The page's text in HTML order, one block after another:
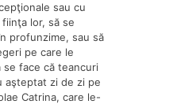
sau cu
lor, să se
profunzime, sau să
pe care le
se face că teancuri
aşteptat zi de zi pe
Catrina, care le-